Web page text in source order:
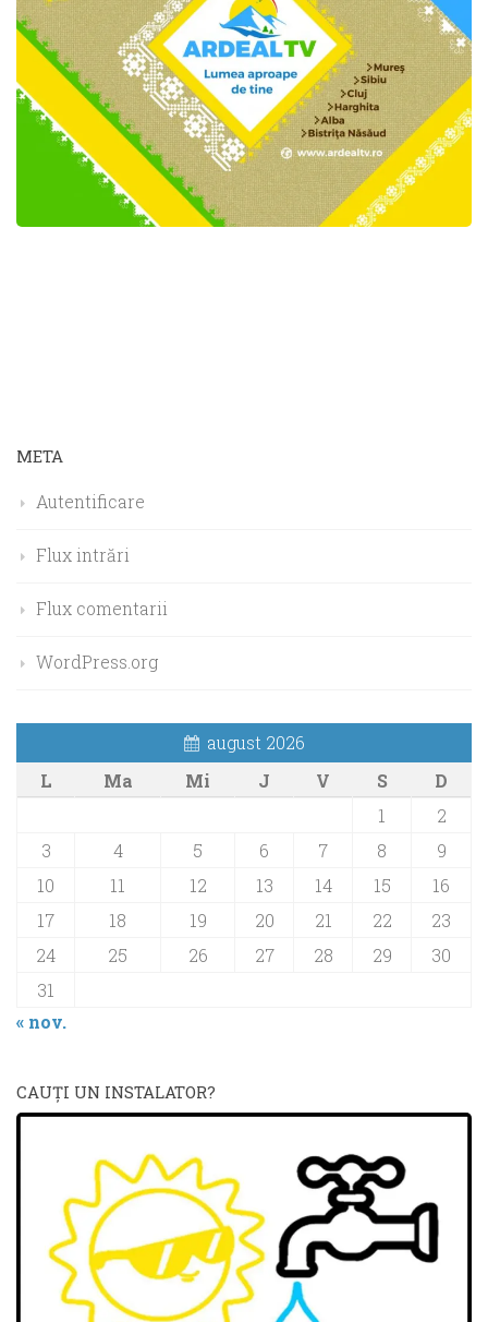
META
Autentificare
Flux intrări
Flux comentarii
WordPress.org
august 2026
L
Ma Mi J V S
D
1
2
3
4 5 6 7 8
9
10
11 12 13 14 15
16
17
18 19 20 21 22
23
24
25 26 27 28 29
30
31
« nov.
CAUŢI UN INSTALATOR?